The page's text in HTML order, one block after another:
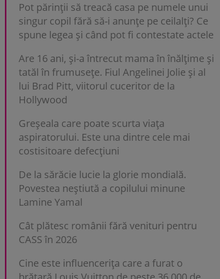
Pot părinții să treacă casa pe numele unui
singur copil fără să-i anunțe pe ceilalți? Ce
spune legea și când pot fi contestate actele
Are 16 ani, și-a întrecut mama în înălțime și
tatăl în frumusețe. Fiul Angelinei Jolie și al
lui Brad Pitt, viitorul cuceritor de la
Hollywood
Greșeala care poate scurta viața
aspiratorului. Este una dintre cele mai
costisitoare defecțiuni
De la sărăcie lucie la glorie mondială.
Povestea neștiută a copilului minune
Lamine Yamal
Cât plătesc românii fără venituri pentru
CASS în 2026
Cine este influencerița care a furat o